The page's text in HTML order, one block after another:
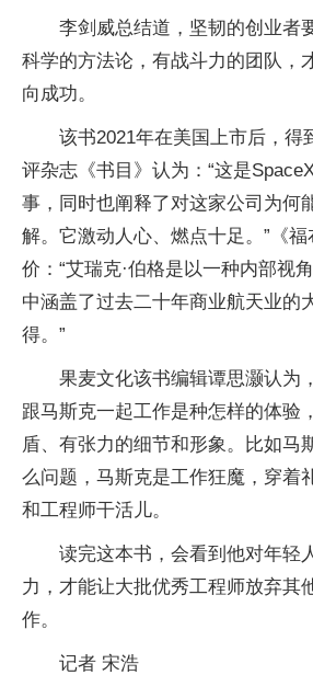
李剑威总结道，坚韧的创业者
科学的方法论，有战斗力的团队，
向成功。
该书2021年在美国上市后，得
评杂志《书目》认为：“这是
事，同时也阐释了对这家公司为何
解。它激动人心、燃点十足。”《
价：“艾瑞克·伯格是以一种内部视
中涵盖了过去二十年商业航天业的
得。”
果麦文化该书编辑谭思灏认为
跟马斯克一起工作是种怎样的体验
盾、有张力的细节和形象。比如马
么问题，马斯克是工作狂魔，穿着
和工程师干活儿。
读完这本书，会看到他对年轻
力，才能让大批优秀工程师放弃其
作。
记者 宋浩